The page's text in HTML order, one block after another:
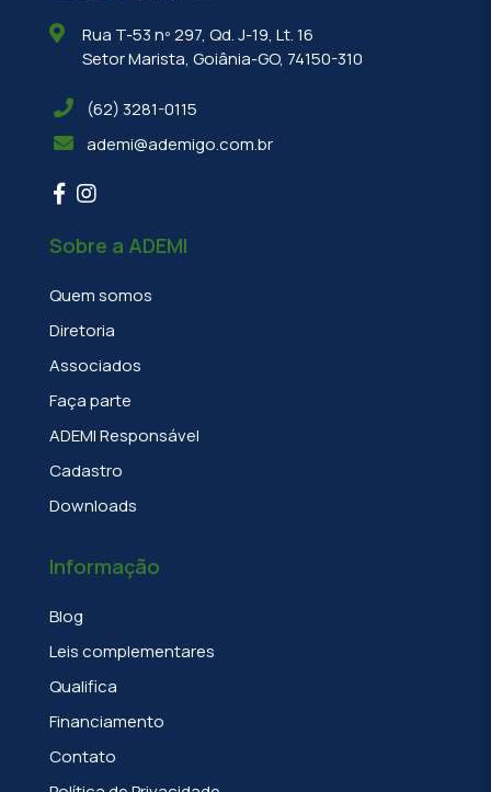
Rua T-53 nº 297, Qd. J-19, Lt. 16
Setor Marista, Goiânia-GO, 74150-310
(62) 3281-0115
ademi@ademigo.com.br
Sobre a ADEMI
Quem somos
Diretoria
Associados
Faça parte
ADEMI Responsável
Cadastro
Downloads
Informação
Blog
Leis complementares
Qualifica
Financiamento
Contato